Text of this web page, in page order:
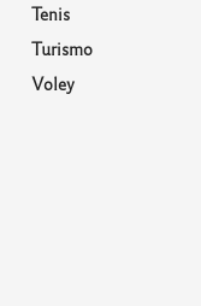
Tenis
Turismo
Voley